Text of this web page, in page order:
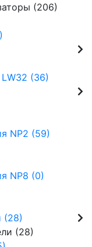
(206)
(36)
NP2 (59)
NP8 (0)
(28)
(28)